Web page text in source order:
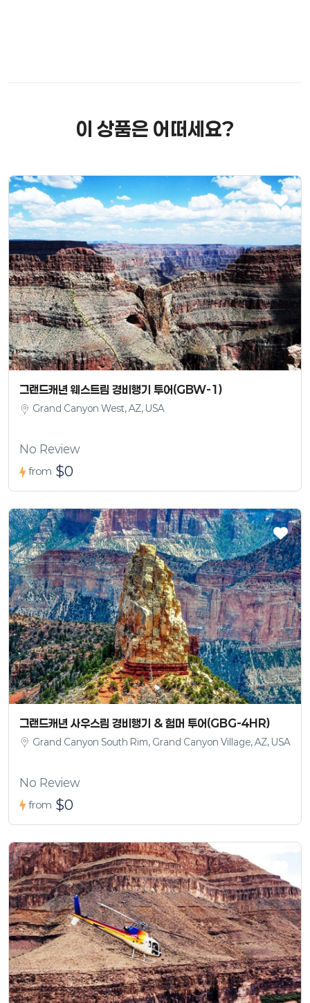
이 상품은 어떠세요?
그랜드캐년 웨스트림 경비행기 투어(GBW-1)
Grand Canyon West, AZ, USA
No Review
from $0
그랜드캐년 사우스림 경비행기 & 험머 투어(GBG-4HR)
Grand Canyon South Rim, Grand Canyon Village, AZ, USA
No Review
from $0